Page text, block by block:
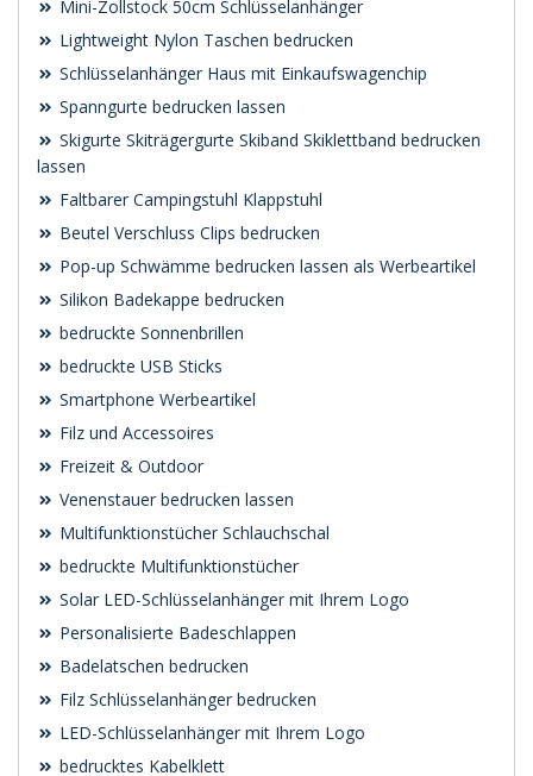
Mini-Zollstock 50cm Schlüsselanhänger
Lightweight Nylon Taschen bedrucken
Schlüsselanhänger Haus mit Einkaufswagenchip
Spanngurte bedrucken lassen
Skigurte Skiträgergurte Skiband Skiklettband bedrucken
lassen
Faltbarer Campingstuhl Klappstuhl
Beutel Verschluss Clips bedrucken
Pop-up Schwämme bedrucken lassen als Werbeartikel
Silikon Badekappe bedrucken
bedruckte Sonnenbrillen
bedruckte USB Sticks
Smartphone Werbeartikel
Filz und Accessoires
Freizeit & Outdoor
Venenstauer bedrucken lassen
Multifunktionstücher Schlauchschal
bedruckte Multifunktionstücher
Solar LED-Schlüsselanhänger mit Ihrem Logo
Personalisierte Badeschlappen
Badelatschen bedrucken
Filz Schlüsselanhänger bedrucken
LED-Schlüsselanhänger mit Ihrem Logo
bedrucktes Kabelklett